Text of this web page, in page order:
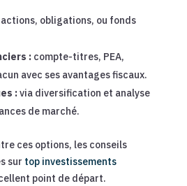
obligations, ou fonds
:compte-titres, PEA,
avec ses avantages fiscaux.
:via diversification et analyse
de marché.
ces options, les conseils
sur top investissements
point de départ.